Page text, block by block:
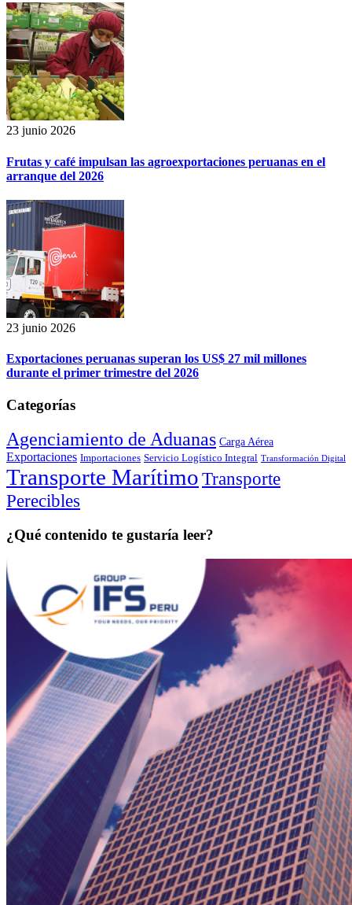
23 junio 2026
Frutas y café impulsan las agroexportaciones peruanas en el
arranque del 2026
23 junio 2026
Exportaciones peruanas superan los US$ 27 mil millones
durante el primer trimestre del 2026
Categorías
Agenciamiento de Aduanas Carga Aérea
Exportaciones Importaciones Servicio Logístico Integral Transformación Digital
Transporte MarítimoTransporte
Perecibles
¿Qué contenido te gustaría leer?